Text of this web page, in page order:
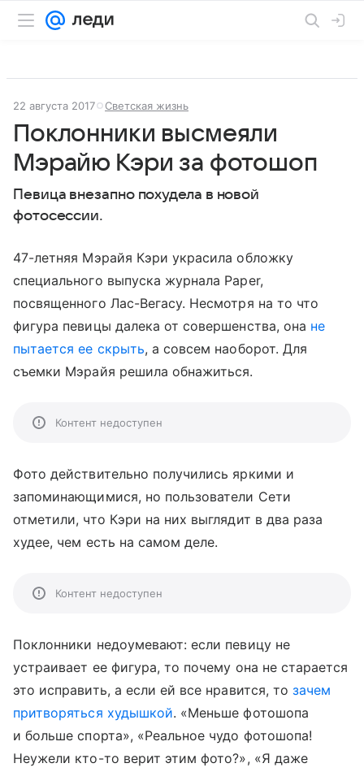
22 августа 2017 Светская жизнь
Поклонники высмеяли
Мэрайю Кэри за фотошоп
Певица внезапно похудела в новой
фотосессии.
47-летняя Мэрайя Кэри украсила обложку
специального выпуска журнала Paper,
посвященного Лас-Вегасу. Несмотря на то что
фигура певицы далека от совершенства, она не
пытается ее скрыть, а совсем наоборот. Для
съемки Мэрайя решила обнажиться.
Контент недоступен
Фото действительно получились яркими и
запоминающимися, но пользователи Сети
отметили, что Кэри на них выглядит в два раза
худее, чем есть на самом деле.
Контент недоступен
Поклонники недоумевают: если певицу не
устраивает ее фигура, то почему она не старается
это исправить, а если ей все нравится, тозачем
притворяться худышкой. «Меньше фотошопа
и больше спорта», «Реальное чудо фотошопа!
Неужели кто-то верит этим фото?», «Я даже